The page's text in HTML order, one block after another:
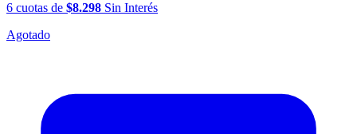
6 cuotas de $8.298 Sin Interés
Agotado